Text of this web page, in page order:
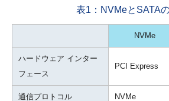
表1：NVMeとSATA
NVMe
ハードウェア インター
フェース
PCI Express
通信プロトコル NVMe